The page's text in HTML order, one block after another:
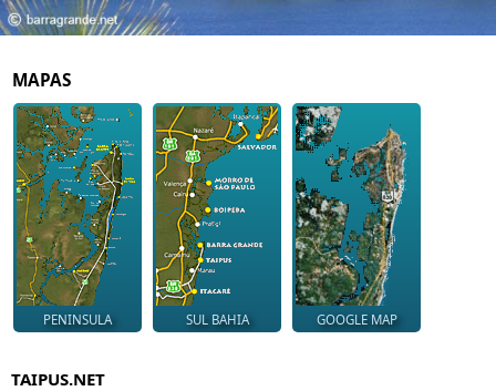
MAPAS
PENINSULA SUL BAHIA GOOGLE MAP
TAIPUS.NET